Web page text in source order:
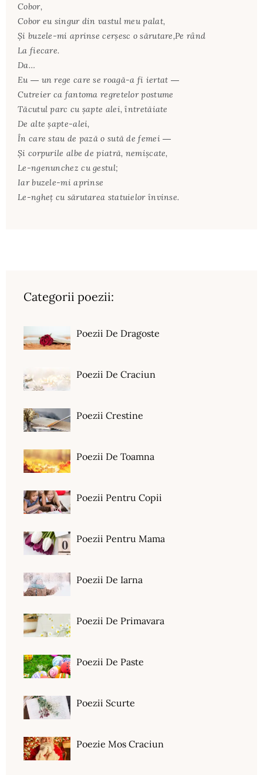
Cobor,
Cobor eu singur din vastul meu palat,
Și buzele-mi aprinse cerșesc o sărutare,Pe rând
La fiecare.
Da…
Eu ― un rege care se roagă-a fi iertat ―
Cutreier ca fantoma regretelor postume
Tăcutul parc cu șapte alei, întretăiate
De alte șapte-alei,
În care stau de pază o sută de femei ―
Și corpurile albe de piatră, nemișcate,
Le-ngenunchez cu gestul;
Iar buzele-mi aprinse
Le-ngheț cu sărutarea statuielor învinse.
Categorii poezii:
Poezii De Dragoste
Poezii De Craciun
Poezii Crestine
Poezii De Toamna
Poezii Pentru Copii
Poezii Pentru Mama
Poezii De Iarna
Poezii De Primavara
Poezii De Paste
Poezii Scurte
Poezie Mos Craciun